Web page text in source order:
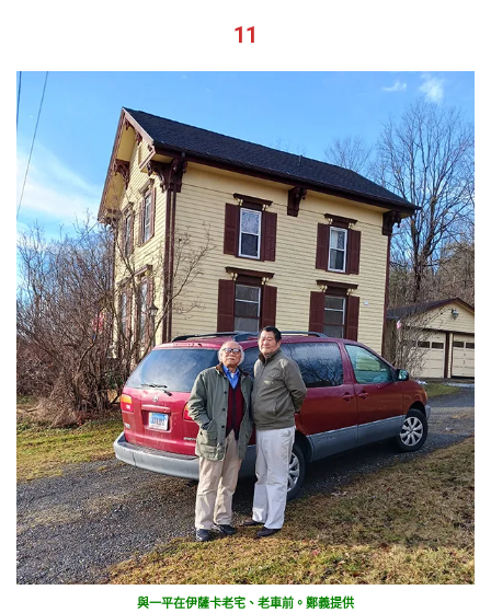
11
與一平在伊薩卡老宅、老車前。鄭義提供